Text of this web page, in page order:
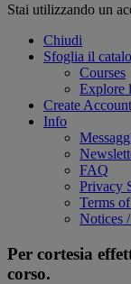
Stai utilizzando un
Chiudi
Sfoglia il
Courses
Explore
Create Account
Info
FAQ
Privacy
Terms
Notices
Per cortesia
corso.